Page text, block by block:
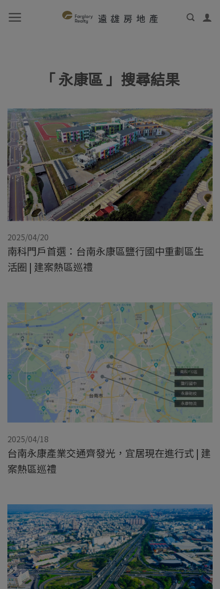
「 永康區 」搜尋結果
2025/04/20
南科門戶首選：台南永康區鹽行國中重劃區生
活圈 | 建案熱區巡禮
2025/04/18
台南永康產業交通齊發光，宜居現在進行式 | 建
案熱區巡禮